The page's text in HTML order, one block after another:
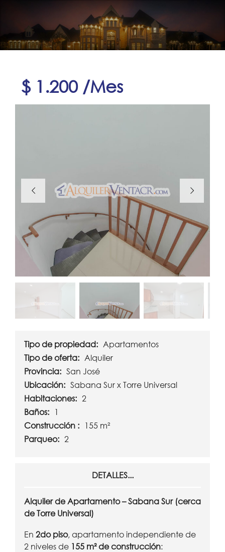
$ 1.200 /Mes
Tipo de propiedad: Apartamentos
Tipo de oferta: Alquiler
Provincia: San José
Ubicación: Sabana Sur x Torre Universal
Habitaciones: 2
Baños: 1
Construcción : 155 m²
Parqueo: 2
DETALLES...
Alquiler de Apartamento – Sabana Sur (cerca
de Torre Universal)
En 2do piso, apartamento independiente de
2 niveles de 155 m² de construcción: